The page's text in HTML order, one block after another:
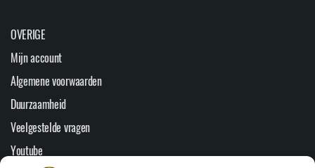
OVERIGE
Mijn account
Algemene voorwaarden
Duurzaamheid
Veelgestelde vragen
Youtube